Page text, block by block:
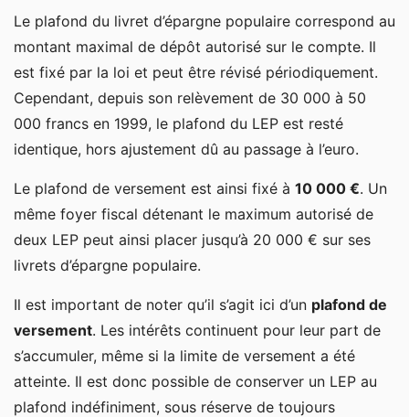
Le plafond du livret d’épargne populaire correspond au
montant maximal de dépôt autorisé sur le compte. Il
est fixé par la loi et peut être révisé périodiquement.
Cependant, depuis son relèvement de 30 000 à 50
000 francs en 1999, le plafond du LEP est resté
identique, hors ajustement dû au passage à l’euro.
Le plafond de versement est ainsi fixé à 10 000 €. Un
même foyer fiscal détenant le maximum autorisé de
deux LEP peut ainsi placer jusqu’à 20 000 € sur ses
livrets d’épargne populaire.
Il est important de noter qu’il s’agit ici d’un plafond de
versement. Les intérêts continuent pour leur part de
s’accumuler, même si la limite de versement a été
atteinte. Il est donc possible de conserver un LEP au
plafond indéfiniment, sous réserve de toujours